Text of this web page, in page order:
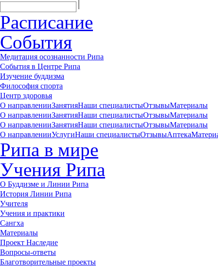
Расписание
События
Медитация осознанности Рипа
События в Центре Рипа
Изучение буддизма
Философия спорта
Центр здоровья
О направленииЗанятияНаши специалистыОтзывыМатериалы
О направленииЗанятияНаши специалистыОтзывыМатериалы
О направленииЗанятияНаши специалистыОтзывыМатериалы
О направленииУслугиНаши специалистыОтзывыАптека
Рипа в мире
Учения Рипа
О Буддизме и Линии Рипа
История Линии Рипа
Учителя
Учения и практики
Сангха
Материалы
Проект Наследие
Вопросы-ответы
Благотворительные проекты